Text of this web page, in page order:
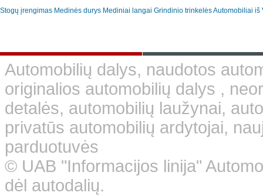
Stogų įrengimas Medinės durys Mediniai langai Grindinio trinkelėsAutomobiliai iš
Automobilių dalys, naudotos
originalios automobilių dalys ,
detalės, automobilių laužynai,
privatūs automobilių ardytojai,
parduotuvės
© UAB "Informacijos linija"
dėl autodalių.